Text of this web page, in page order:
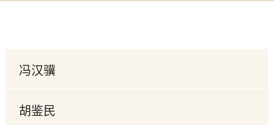
冯汉骥
胡鉴民